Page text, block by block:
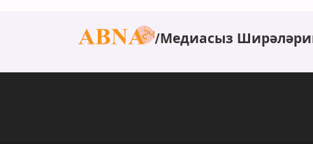
Медиасыз